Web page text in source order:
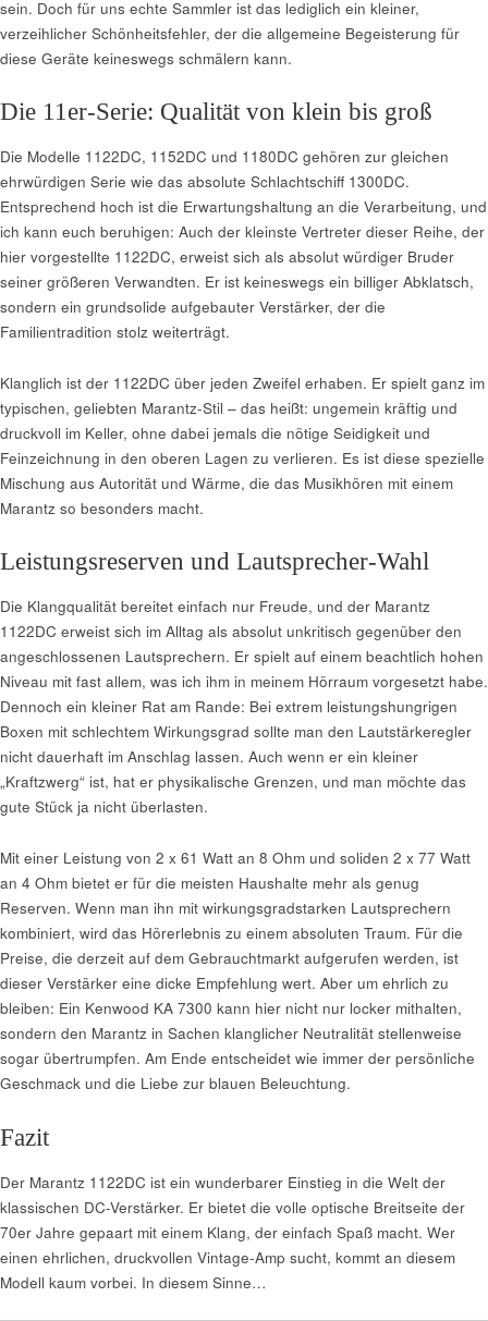
sein. Doch für uns echte Sammler ist das lediglich ein kleiner,
verzeihlicher Schönheitsfehler, der die allgemeine Begeisterung für
diese Geräte keineswegs schmälern kann.
Die 11er-Serie: Qualität von klein bis groß
Die Modelle 1122DC, 1152DC und 1180DC gehören zur gleichen
ehrwürdigen Serie wie das absolute Schlachtschiff 1300DC.
Entsprechend hoch ist die Erwartungshaltung an die Verarbeitung, und
ich kann euch beruhigen: Auch der kleinste Vertreter dieser Reihe, der
hier vorgestellte 1122DC, erweist sich als absolut würdiger Bruder
seiner größeren Verwandten. Er ist keineswegs ein billiger Abklatsch,
sondern ein grundsolide aufgebauter Verstärker, der die
Familientradition stolz weiterträgt.
Klanglich ist der 1122DC über jeden Zweifel erhaben. Er spielt ganz im
typischen, geliebten Marantz-Stil – das heißt: ungemein kräftig und
druckvoll im Keller, ohne dabei jemals die nötige Seidigkeit und
Feinzeichnung in den oberen Lagen zu verlieren. Es ist diese spezielle
Mischung aus Autorität und Wärme, die das Musikhören mit einem
Marantz so besonders macht.
Leistungsreserven und Lautsprecher-Wahl
Die Klangqualität bereitet einfach nur Freude, und der Marantz
1122DC erweist sich im Alltag als absolut unkritisch gegenüber den
angeschlossenen Lautsprechern. Er spielt auf einem beachtlich hohen
Niveau mit fast allem, was ich ihm in meinem Hörraum vorgesetzt habe.
Dennoch ein kleiner Rat am Rande: Bei extrem leistungshungrigen
Boxen mit schlechtem Wirkungsgrad sollte man den Lautstärkeregler
nicht dauerhaft im Anschlag lassen. Auch wenn er ein kleiner
„Kraftzwerg“ ist, hat er physikalische Grenzen, und man möchte das
gute Stück ja nicht überlasten.
Mit einer Leistung von 2 x 61 Watt an 8 Ohm und soliden 2 x 77 Watt
an 4 Ohm bietet er für die meisten Haushalte mehr als genug
Reserven. Wenn man ihn mit wirkungsgradstarken Lautsprechern
kombiniert, wird das Hörerlebnis zu einem absoluten Traum. Für die
Preise, die derzeit auf dem Gebrauchtmarkt aufgerufen werden, ist
dieser Verstärker eine dicke Empfehlung wert. Aber um ehrlich zu
bleiben: Ein Kenwood KA 7300 kann hier nicht nur locker mithalten,
sondern den Marantz in Sachen klanglicher Neutralität stellenweise
sogar übertrumpfen. Am Ende entscheidet wie immer der persönliche
Geschmack und die Liebe zur blauen Beleuchtung.
Fazit
Der Marantz 1122DC ist ein wunderbarer Einstieg in die Welt der
klassischen DC-Verstärker. Er bietet die volle optische Breitseite der
70er Jahre gepaart mit einem Klang, der einfach Spaß macht. Wer
einen ehrlichen, druckvollen Vintage-Amp sucht, kommt an diesem
Modell kaum vorbei. In diesem Sinne…